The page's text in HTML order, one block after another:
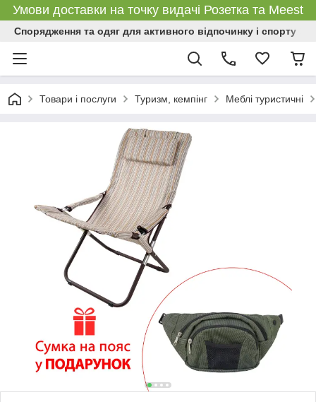
Умови доставки на точку видачі Розетка та Meest
Спорядження та одяг для активного відпочинку і спорту
Товари і послуги Туризм, кемпінг Меблі туристичні